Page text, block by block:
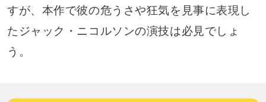
すが、本作で彼の危うさや狂気を見事に表現し
たジャック・ニコルソンの演技は必見でしょ
う。